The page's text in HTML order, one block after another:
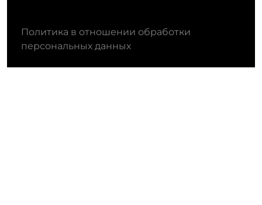
Политика в отношении обработки
персональных данных